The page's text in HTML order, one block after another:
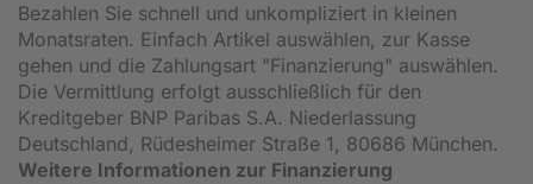
Bezahlen Sie schnell und unkompliziert in kleinen
Monatsraten. Einfach Artikel auswählen, zur Kasse
gehen und die Zahlungsart "Finanzierung" auswählen.
Die Vermittlung erfolgt ausschließlich für den
Kreditgeber BNP Paribas S.A. Niederlassung
Deutschland, Rüdesheimer Straße 1, 80686 München.
Weitere Informationen zur Finanzierung